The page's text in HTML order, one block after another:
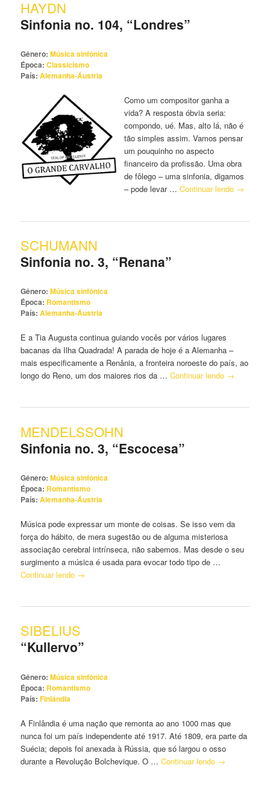
principal
secundário
HAYDN
Sinfonia no. 104, “Londres”
Gênero: Música sinfônica
Época: Classicismo
País: Alemanha-Áustria
Como um compositor ganha a
vida? A resposta óbvia seria:
compondo, ué. Mas, alto lá, não é
tão simples assim. Vamos pensar
um pouquinho no aspecto
financeiro da profissão. Uma obra
de fôlego – uma sinfonia, digamos
– pode levar …Continuar lendo →
SCHUMANN
Sinfonia no. 3, “Renana”
Gênero: Música sinfônica
Época: Romantismo
País: Alemanha-Áustria
E a Tia Augusta continua guiando vocês por vários lugares
bacanas da Ilha Quadrada! A parada de hoje é a Alemanha –
mais especificamente a Renânia, a fronteira noroeste do país, ao
longo do Reno, um dos maiores rios da …Continuar lendo →
MENDELSSOHN
Sinfonia no. 3, “Escocesa”
Gênero: Música sinfônica
Época: Romantismo
País: Alemanha-Áustria
Música pode expressar um monte de coisas. Se isso vem da
força do hábito, de mera sugestão ou de alguma misteriosa
associação cerebral intrínseca, não sabemos. Mas desde o seu
surgimento a música é usada para evocar todo tipo de …
Continuar lendo →
SIBELIUS
“Kullervo”
Gênero: Música sinfônica
Época: Romantismo
País: Finlândia
A Finlândia é uma nação que remonta ao ano 1000 mas que
nunca foi um país independente até 1917. Até 1809, era parte da
Suécia; depois foi anexada à Rússia, que só largou o osso
durante a Revolução Bolchevique. O …Continuar lendo →